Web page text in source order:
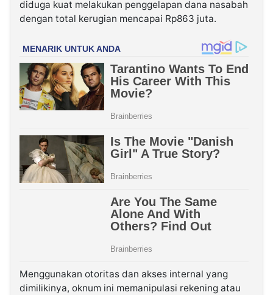
diduga kuat melakukan penggelapan dana nasabah
dengan total kerugian mencapai Rp863 juta.
Menggunakan otoritas dan akses internal yang
dimilikinya, oknum ini memanipulasi rekening atau